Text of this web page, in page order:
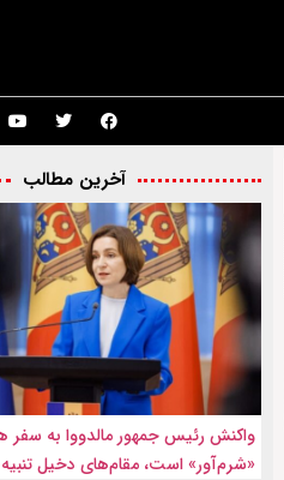
آخرین مطالب
واکنش رئیس جمهور مالدووا به سفر
«شرم‌آور» است، مقام‌های دخیل